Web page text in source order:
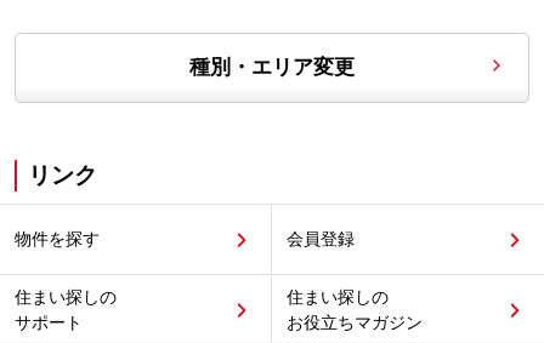
種別・エリア変更
リンク
物件を探す 会員登録
住まい探しの
サポート
住まい探しの
お役立ちマガジン